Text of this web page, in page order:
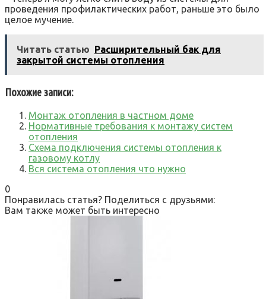
проведения профилактических работ, раньше это было
целое мучение.
Читать статью Расширительный бак для
закрытой системы отопления
Похожие записи:
Монтаж отопления в частном доме
Нормативные требования к монтажу систем
отопления
Схема подключения системы отопления к
газовому котлу
Вся система отопления что нужно
0
Понравилась статья? Поделиться с друзьями:
Вам также может быть интересно